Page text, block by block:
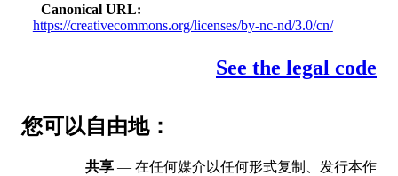
Canonical URL
https://creativecommons.org/licenses/by-nc-nd/3.0/cn/
See the legal code
您可以自由地：
共享 — 在任何媒介以任何形式复制、发行本作